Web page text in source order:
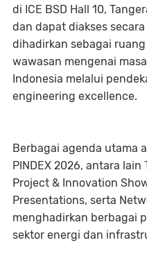
di ICE BSD Hall 10,
dan dapat diakses secara
dihadirkan sebagai
wawasan mengenai
Indonesia melalui
engineering excellence.
Berbagai agenda utama
PINDEX 2026, antara
Project & Innovation
Presentations, serta
menghadirkan berbagai
sektor energi dan